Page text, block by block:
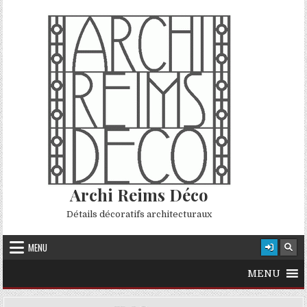
Skip to content
Archi Reims Déco
Détails décoratifs architecturaux
MENU
MENU